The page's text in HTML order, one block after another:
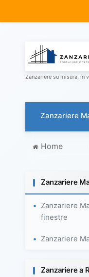
Zanzariere su misura, in
Zanzariere
Home
Zanzariere
Zanzariere
finestre
Zanzariere
Zanzariere a